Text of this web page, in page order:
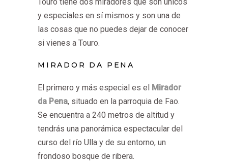
y especiales en sí mismos y son una de
las cosas que no puedes dejar de conocer
si vienes a Touro.
MIRADOR DA PENA
El primero y más especial es el Mirador
da Pena, situado en la parroquia de Fao.
Se encuentra a 240 metros de altitud y
tendrás una panorámica espectacular del
curso del río Ulla y de su entorno, un
frondoso bosque de ribera.